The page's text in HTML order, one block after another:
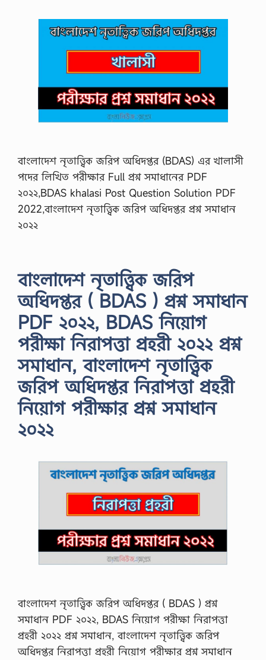
বাংলাদেশ নৃতাত্ত্বিক জরিপ অধিদপ্তর (BDAS) এর খালাসী
পদের লিখিত পরীক্ষার Full প্রশ্ন সমাধানের PDF
২০২২,BDAS khalasi Post Question Solution PDF
2022,বাংলাদেশ নৃতাত্ত্বিক জরিপ অধিদপ্তর প্রশ্ন সমাধান
২০২২
বাংলাদেশ নৃতাত্ত্বিক জরিপ
অধিদপ্তর ( BDAS ) প্রশ্ন সমাধান
PDF ২০২২, BDAS নিয়োগ
পরীক্ষা নিরাপত্তা প্রহরী ২০২২ প্রশ্ন
সমাধান, বাংলাদেশ নৃতাত্ত্বিক
জরিপ অধিদপ্তর নিরাপত্তা প্রহরী
নিয়োগ পরীক্ষার প্রশ্ন সমাধান
২০২২
বাংলাদেশ নৃতাত্ত্বিক জরিপ অধিদপ্তর ( BDAS ) প্রশ্ন
সমাধান PDF ২০২২, BDAS নিয়োগ পরীক্ষা নিরাপত্তা
প্রহরী ২০২২ প্রশ্ন সমাধান, বাংলাদেশ নৃতাত্ত্বিক জরিপ
অধিদপ্তর নিরাপত্তা প্রহরী নিয়োগ পরীক্ষার প্রশ্ন সমাধান